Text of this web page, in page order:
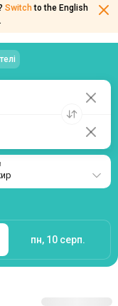
Switch to the English
пн, 10 серп.